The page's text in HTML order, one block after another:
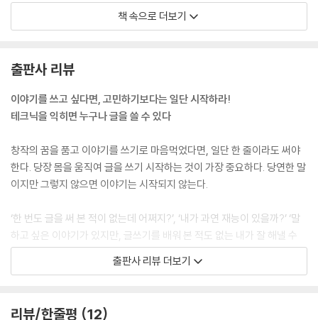
6-7 어미의 변화로 리듬감을 만든다 152
6-8 액션 장면을 쓸 때의 포인트 154
COLUMN 6 창작 의욕이 떨어졌을 때 기분을 전환하는 몇 가지 팁 158
PART 7 실제 집필과 프로 데뷔에 대하여
7-2 이야기의 길이는 어느 정도가 적당할까 162
7-3 초고를 쓴 다음, 퇴고부터가 진정한 승부 164
7-4 완성한 이야기를 문학 공모전에 투고하기 ① 166
7-6 작가 데뷔를 꿈꾸는 여러분께 170
COLUMN 7 프로 작가가 되면 과연 먹고살 수 있을까 172
이야기의 틀을 잡는 설정 노트 - 실제로 이야기를 창작해 보자
설정 노트 2 이야기의 3대 구성요소 176
해요. 이 상승세가 어중간하면 독자에게 감동을 줄 수 없습니다.
---「주제란 이야기를 관통하는 중심 메시지」중에서
라고 하면 어렵게 느껴질 수도 있겠지만 사실 단순해요. 무대가 되는 지역
이 산인가, 바다인가, 아니면 도시인가 하는 정도의 지리적 환경입니다. 지
리적 특성에 따라서 풍경은 물론 하늘의 빛깔부터 바람의 냄새, 대기의 맑
글을 쓰면 현실감이 한층 더해져 독자의 몰입도를 더욱 높일 수 있습니다.
대화 중간에 주인공의 시야에 잡힌 풍경 묘사 한 줄이 삽입되기만 해도 여
백과 깊이가 생기고, 전해지는 인상이 확연히 달라집니다.
플롯을 구성할 때뿐 아니라 본격적으로 집필하는 도중에도 ‘스토리가 너무
평범해.’, ‘전개가 재미없어.’, ‘캐릭터가 살아 있지 않아.’와 같은 생각이 들
면서 손이 멈춰 버리는 경우가 있지요. 이를 타개하는 방법 중 하나로 주인
예를 들면, 주인공인 고등학교 남학생이 짝사랑하는 같은 반 여학생과 방
책 속으로 더보기
출판사 리뷰
이야기를 쓰고 싶다면, 고민하기보다는 일단 시작하라!
테크닉을 익히면 누구나 글을 쓸 수 있다
창작의 꿈을 품고 이야기를 쓰기로 마음먹었다면, 일단 한 줄이라도 써야
한다. 당장 몸을 움직여 글을 쓰기 시작하는 것이 가장 중요하다. 당연한 말
이지만 그렇지 않으면 이야기는 시작되지 않는다.
‘한 번도 글을 써 본 적이 없는데 어쩌지?’, ‘내가 과연 재능이 있을까?’ ‘말
하고 싶은 이야기가 있지만, 글쓰기를 배워 본 적도 없는 내가 잘 해낼 수
있을까?’ 이런 생각에 사로잡힐 필요가 없다. 처음부터 잘 쓰려고 각오할
출판사 리뷰 더보기
리뷰/한줄평 12